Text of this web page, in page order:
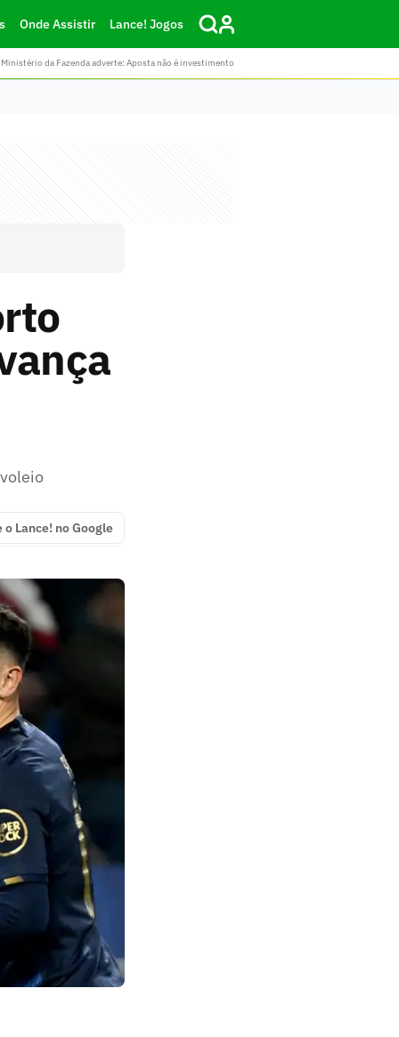
Onde Assistir Lance! Jogos
da Fazenda adverte: Aposta não é investimento
o Lance! no Google